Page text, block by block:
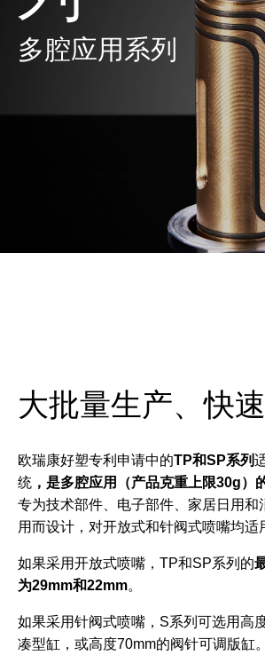
多腔应用系列
大批量生产、快
欧瑞康好塑专利申请中的TP和SP系列
统 ，是多腔应用（产品克重上限30g）
专为技术部件、电子部件、家居日用和
用而设计，对开放式和针阀式喷嘴均适
如果采用开放式喷嘴，TP和SP系列的
为29mm和22mm。
如果采用针阀式喷嘴，S系列可选用高
凑型缸，或高度70mm的阀针可调版缸。